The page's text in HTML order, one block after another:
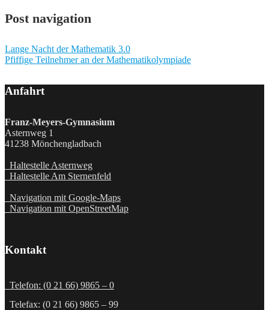
Post navigation
Lange Nacht der Mathematik 3.0
Pfiffige Teilnehmer an der Mathematikolympiade
Anfahrt
Franz-Meyers-Gymnasium
Asternweg 1
41238 Mönchengladbach
Haltestelle Asternweg
Haltestelle Am Sternenfeld
Navigation mit Google-Maps
Navigation mit OpenStreetMap
Kontakt
Telefon: (0 21 66) 9865 – 0
Telefax: (0 21 66) 9865 – 99